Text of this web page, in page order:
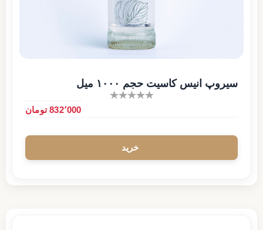
سیروپ انیس کاسیت حجم ۱۰۰۰ میل
832٬000 تومان